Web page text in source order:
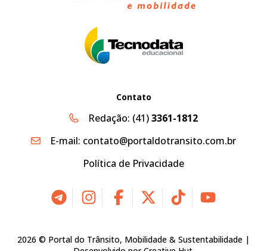
Contato
Redação: (41)3361-1812
E-mail: contato@portaldotransito.com.br
Política de Privacidade
2026 © Portal do Trânsito, Mobilidade & Sustentabilidade |